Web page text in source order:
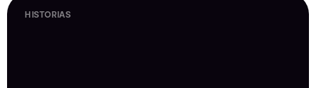
HISTORIAS